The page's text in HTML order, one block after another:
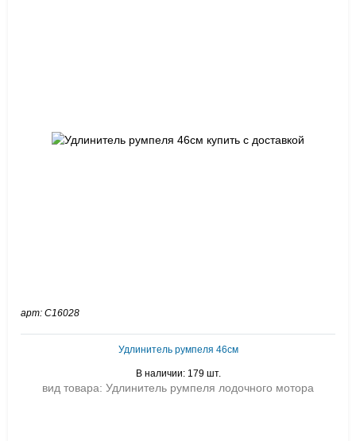
арт: C16028
Удлинитель румпеля 46см
В наличии: 179 шт.
вид товара: Удлинитель румпеля лодочного мотора